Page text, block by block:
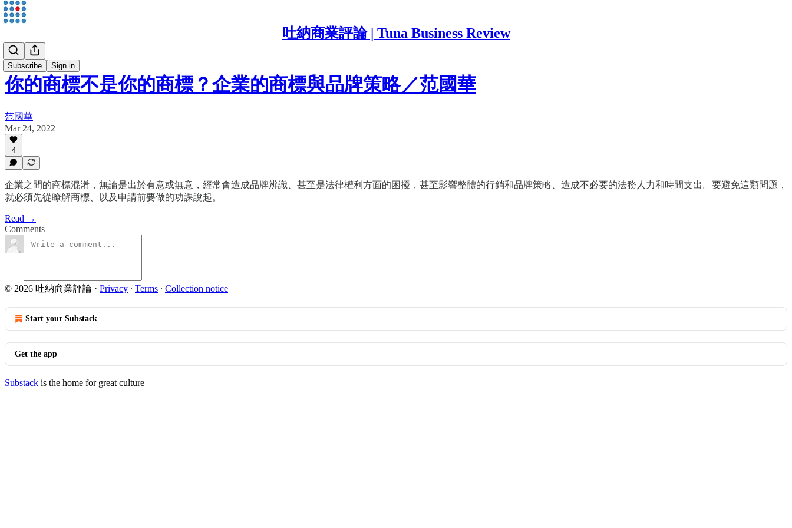
吐納商業評論 | Tuna Business Review
Subscribe Sign in
范國華
你的商標不是你的商標？企業的商標與品牌策略／范國華
范國華
Mar 24, 2022
4
企業之間的商標混淆，無論是出於有意或無意，經常會造成品牌辨識、甚至是法律權利方面的困擾，甚至影響整體的行銷和品牌策略、造成不必要的法務人力和時間支出。要避免這類問題，
就必須先從瞭解商標、以及申請前要做的功課說起。
Read →
Comments
© 2026 吐納商業評論 · Privacy ∙ Terms ∙ Collection notice
Start your Substack
Get the app
Substack is the home for great culture